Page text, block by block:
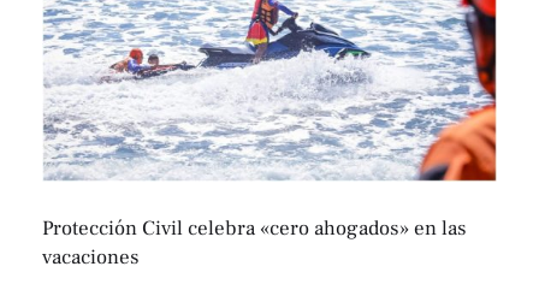
Protección Civil celebra «cero ahogados» en las
vacaciones